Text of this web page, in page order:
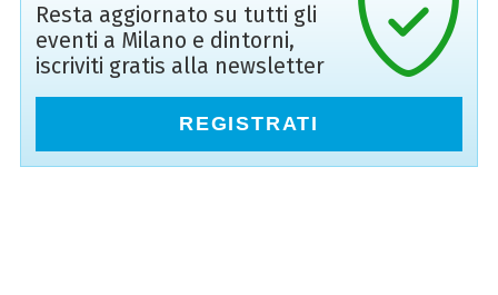
Resta aggiornato su tutti gli
eventi a Milano e dintorni,
iscriviti gratis alla newsletter
REGISTRATI